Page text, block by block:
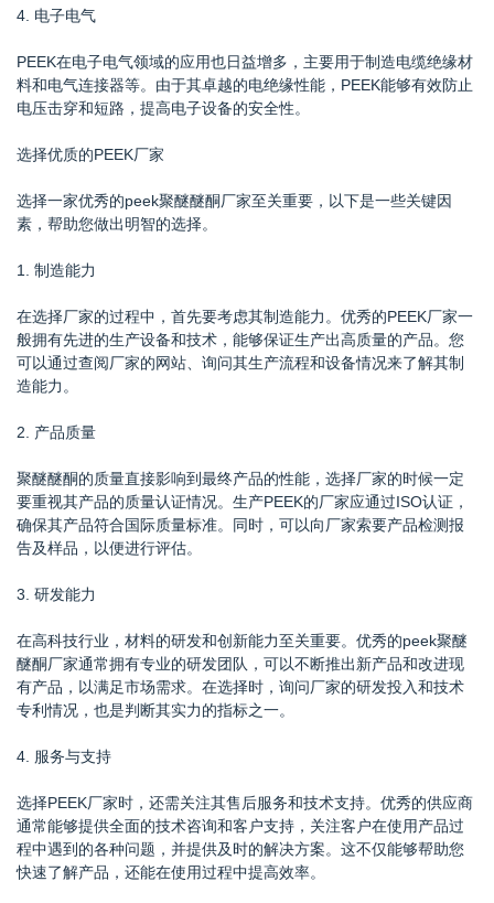
4. 电子电气
PEEK在电子电气领域的应用也日益增多，主要用于制造电缆绝缘材
料和电气连接器等。由于其卓越的电绝缘性能，PEEK能够有效防止
电压击穿和短路，提高电子设备的安全性。
选择优质的PEEK厂家
选择一家优秀的peek聚醚醚酮厂家至关重要，以下是一些关键因
素，帮助您做出明智的选择。
1. 制造能力
在选择厂家的过程中，首先要考虑其制造能力。优秀的PEEK厂家一
般拥有先进的生产设备和技术，能够保证生产出高质量的产品。您
可以通过查阅厂家的网站、询问其生产流程和设备情况来了解其制
造能力。
2. 产品质量
聚醚醚酮的质量直接影响到最终产品的性能，选择厂家的时候一定
要重视其产品的质量认证情况。生产PEEK的厂家应通过ISO认证，
确保其产品符合国际质量标准。同时，可以向厂家索要产品检测报
告及样品，以便进行评估。
3. 研发能力
在高科技行业，材料的研发和创新能力至关重要。优秀的peek聚醚
醚酮厂家通常拥有专业的研发团队，可以不断推出新产品和改进现
有产品，以满足市场需求。在选择时，询问厂家的研发投入和技术
专利情况，也是判断其实力的指标之一。
4. 服务与支持
选择PEEK厂家时，还需关注其售后服务和技术支持。优秀的供应商
通常能够提供全面的技术咨询和客户支持，关注客户在使用产品过
程中遇到的各种问题，并提供及时的解决方案。这不仅能够帮助您
快速了解产品，还能在使用过程中提高效率。